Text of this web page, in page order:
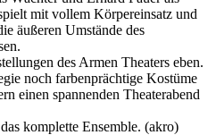
mit vollem Körpereinsatz und
äußeren Umstände des
des Armen Theaters eben.
noch farbenprächtige Kostüme
einen spannenden Theaterabend
komplette Ensemble. (akro)